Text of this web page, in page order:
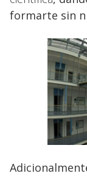
formarte sin